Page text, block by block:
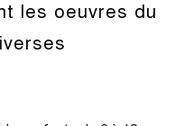
les oeuvres du